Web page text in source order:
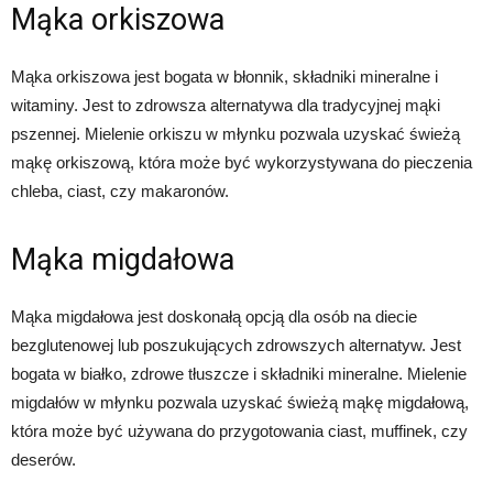
Mąka orkiszowa
Mąka orkiszowa jest bogata w błonnik, składniki mineralne i
witaminy. Jest to zdrowsza alternatywa dla tradycyjnej mąki
pszennej. Mielenie orkiszu w młynku pozwala uzyskać świeżą
mąkę orkiszową, która może być wykorzystywana do pieczenia
chleba, ciast, czy makaronów.
Mąka migdałowa
Mąka migdałowa jest doskonałą opcją dla osób na diecie
bezglutenowej lub poszukujących zdrowszych alternatyw. Jest
bogata w białko, zdrowe tłuszcze i składniki mineralne. Mielenie
migdałów w młynku pozwala uzyskać świeżą mąkę migdałową,
która może być używana do przygotowania ciast, muffinek, czy
deserów.